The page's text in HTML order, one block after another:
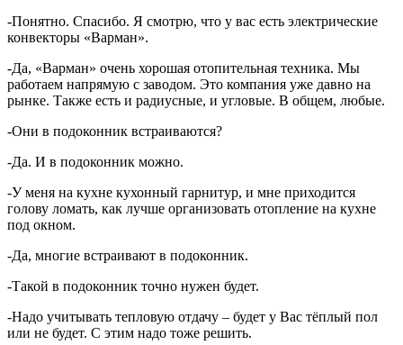
-Понятно. Спасибо. Я смотрю, что у вас есть электрические
конвекторы «Варман».
-Да, «Варман» очень хорошая отопительная техника. Мы
работаем напрямую с заводом. Это компания уже давно на
рынке. Также есть и радиусные, и угловые. В общем, любые.
-Они в подоконник встраиваются?
-Да. И в подоконник можно.
-У меня на кухне кухонный гарнитур, и мне приходится
голову ломать, как лучше организовать отопление на кухне
под окном.
-Да, многие встраивают в подоконник.
-Такой в подоконник точно нужен будет.
-Надо учитывать тепловую отдачу – будет у Вас тёплый пол
или не будет. С этим надо тоже решить.